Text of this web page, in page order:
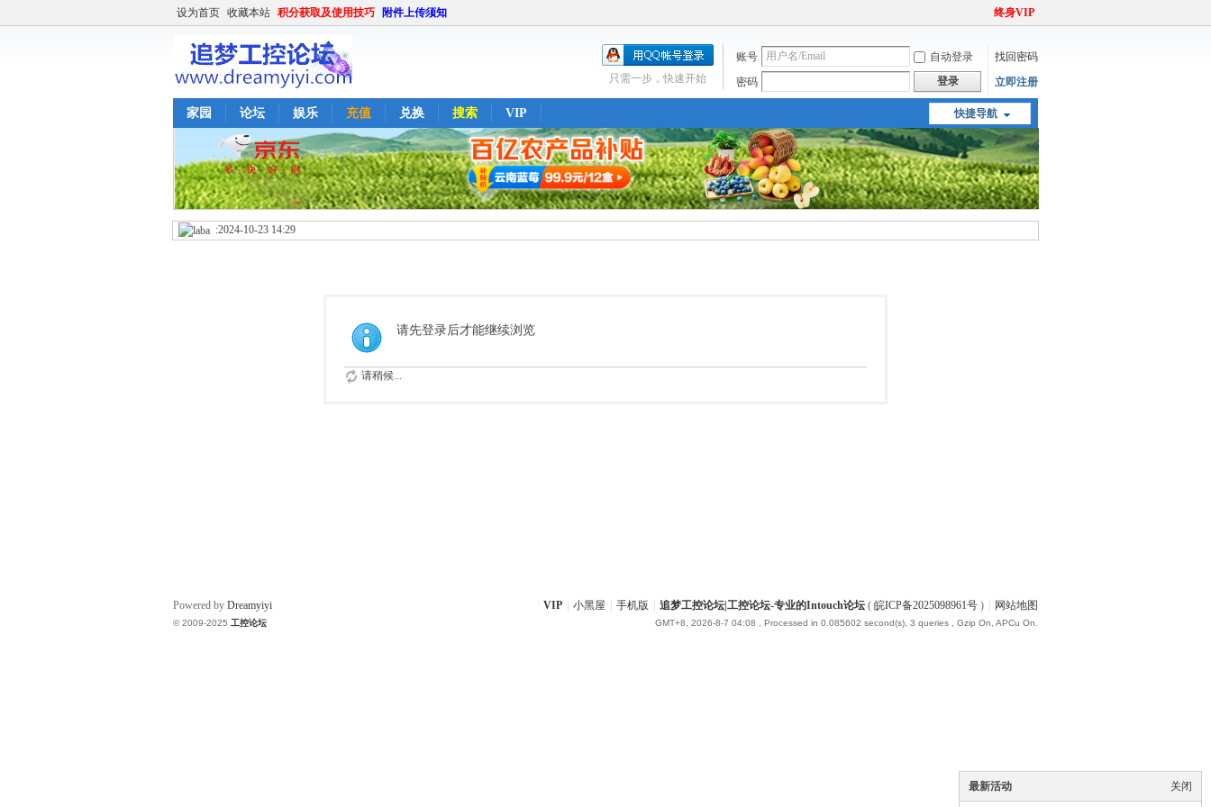
设为首页 收藏本站 积分获取及使用技巧 附件上传须知 终身VIP
账号 自动登录
找回密码
密码
登录 立即注册
只需一步，快速开始
快捷导航
家园 论坛 娱乐 充值 兑换 搜索 VIP
:2024-10-23 14:29
请先登录后才能继续浏览
请稍候...
关闭
最新活动
VIP 小黑屋 手机版 追梦工控论坛|工控论坛-专业的Intouch论坛 ( 皖ICP备2025098961号 ) 网站地图
GMT+8, 2026-8-7 04:08 , Processed in 0.085602 second(s), 3 queries , Gzip On, APCu On.
Powered by Dreamyiyi
© 2009-2025 工控论坛